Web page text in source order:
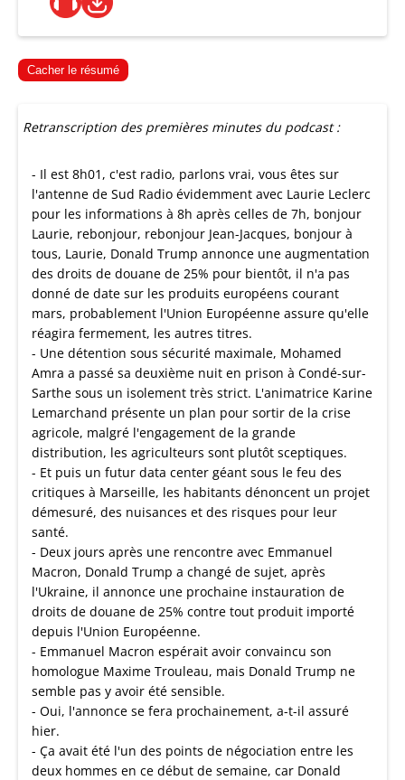
Cacher le résumé
Retranscription des premières minutes du podcast :
- Il est 8h01, c'est radio, parlons vrai, vous êtes sur
l'antenne de Sud Radio évidemment avec Laurie Leclerc
pour les informations à 8h après celles de 7h, bonjour
Laurie, rebonjour, rebonjour Jean-Jacques, bonjour à
tous, Laurie, Donald Trump annonce une augmentation
des droits de douane de 25% pour bientôt, il n'a pas
donné de date sur les produits européens courant
mars, probablement l'Union Européenne assure qu'elle
réagira fermement, les autres titres.
- Une détention sous sécurité maximale, Mohamed
Amra a passé sa deuxième nuit en prison à Condé-sur-
Sarthe sous un isolement très strict. L'animatrice Karine
Lemarchand présente un plan pour sortir de la crise
agricole, malgré l'engagement de la grande
distribution, les agriculteurs sont plutôt sceptiques.
- Et puis un futur data center géant sous le feu des
critiques à Marseille, les habitants dénoncent un projet
démesuré, des nuisances et des risques pour leur
santé.
- Deux jours après une rencontre avec Emmanuel
Macron, Donald Trump a changé de sujet, après
l'Ukraine, il annonce une prochaine instauration de
droits de douane de 25% contre tout produit importé
depuis l'Union Européenne.
- Emmanuel Macron espérait avoir convaincu son
homologue Maxime Trouleau, mais Donald Trump ne
semble pas y avoir été sensible.
- Oui, l'annonce se fera prochainement, a-t-il assuré
hier.
- Ça avait été l'un des points de négociation entre les
deux hommes en ce début de semaine, car Donald